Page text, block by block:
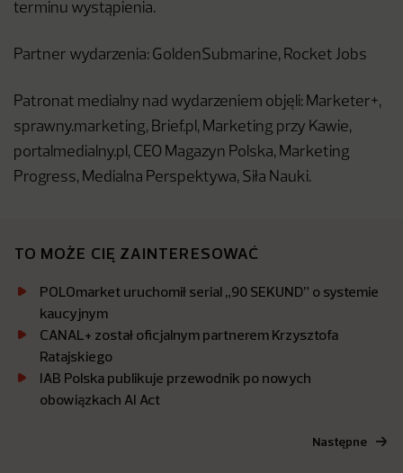
terminu wystąpienia.
Partner wydarzenia: GoldenSubmarine, Rocket Jobs
Patronat medialny nad wydarzeniem objęli: Marketer+,
sprawny.marketing, Brief.pl, Marketing przy Kawie,
portalmedialny.pl, CEO Magazyn Polska, Marketing
Progress, Medialna Perspektywa, Siła Nauki.
TO MOŻE CIĘ ZAINTERESOWAĆ
POLOmarket uruchomił serial „90 SEKUND” o systemie
kaucyjnym
CANAL+ został oficjalnym partnerem Krzysztofa
Ratajskiego
IAB Polska publikuje przewodnik po nowych
obowiązkach AI Act
Następne